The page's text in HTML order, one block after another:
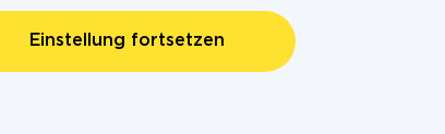
Einstellung fortsetzen